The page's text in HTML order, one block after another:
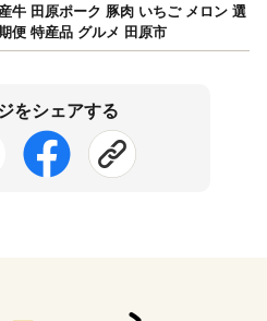
牛 田原ポーク 豚肉 いちご メロン 選
便 特産品 グルメ 田原市
をシェアする